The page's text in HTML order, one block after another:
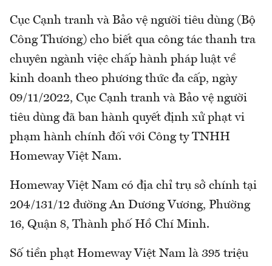
Cục Cạnh tranh và Bảo vệ người tiêu dùng (Bộ
Công Thương) cho biết qua công tác thanh tra
chuyên ngành việc chấp hành pháp luật về
kinh doanh theo phương thức đa cấp, ngày
09/11/2022, Cục Cạnh tranh và Bảo vệ người
tiêu dùng đã ban hành quyết định xử phạt vi
phạm hành chính đối với Công ty TNHH
Homeway Việt Nam.
Homeway Việt Nam có địa chỉ trụ sở chính tại
204/131/12 đường An Dương Vương, Phường
16, Quận 8, Thành phố Hồ Chí Minh.
Số tiền phạt Homeway Việt Nam là 395 triệu